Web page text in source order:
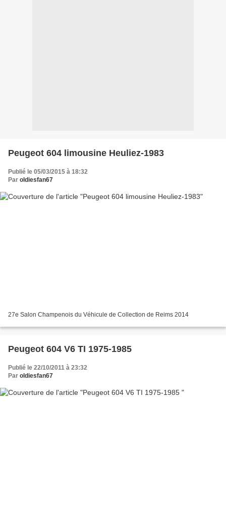
Peugeot 604 limousine Heuliez-1983
Publié le 05/03/2015 à 18:32
Par oldiesfan67
27e Salon Champenois du Véhicule de Collection de Reims 2014
Peugeot 604 V6 TI 1975-1985
Publié le 22/10/2011 à 23:32
Par oldiesfan67